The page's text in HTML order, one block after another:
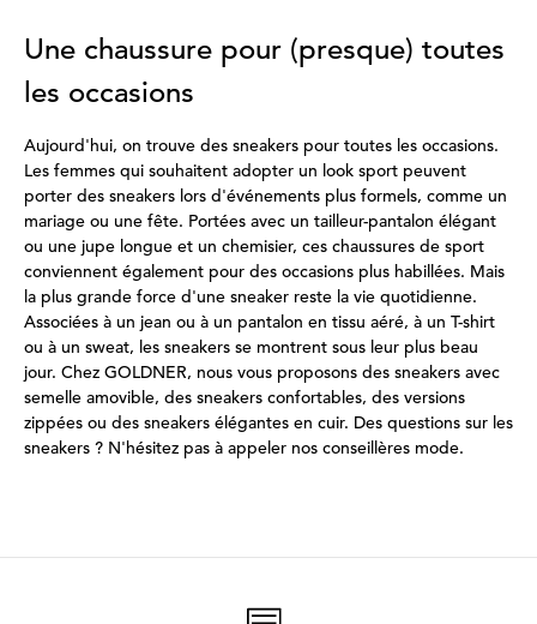
Une chaussure pour (presque) toutes
les occasions
Aujourd'hui, on trouve des sneakers pour toutes les occasions.
Les femmes qui souhaitent adopter un look sport peuvent
porter des sneakers lors d'événements plus formels, comme un
mariage ou une fête. Portées avec un tailleur-pantalon élégant
ou une jupe longue et un chemisier, ces chaussures de sport
conviennent également pour des occasions plus habillées. Mais
la plus grande force d'une sneaker reste la vie quotidienne.
Associées à un jean ou à un pantalon en tissu aéré, à un T-shirt
ou à un sweat, les sneakers se montrent sous leur plus beau
jour. Chez GOLDNER, nous vous proposons des sneakers avec
semelle amovible, des sneakers confortables, des versions
zippées ou des sneakers élégantes en cuir. Des questions sur les
sneakers ? N'hésitez pas à appeler nos conseillères mode.